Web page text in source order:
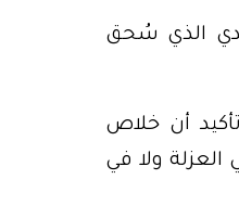
الذي سُحق
أن خلاص
ولا في